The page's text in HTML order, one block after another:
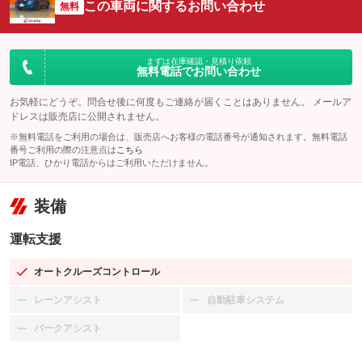
無料 この車両に関するお問い合わせ
まずは在庫確認・見積り依頼
無料電話でお問い合わせ
お気軽にどうぞ。問合せ後に何度もご連絡が届くことはありません。 メールア
ドレスは販売店に公開されません。
※無料電話をご利用の場合は、販売店へお客様の電話番号が通知されます。無料電話
番号ご利用の際の注意点は こちら
IP電話、ひかり電話からはご利用いただけません。
装備
運転支援
オートクルーズコントロール
：装備あり
レーンアシスト
：装備なし 自動駐車システム
：装備なし
パークアシスト
：装備なし